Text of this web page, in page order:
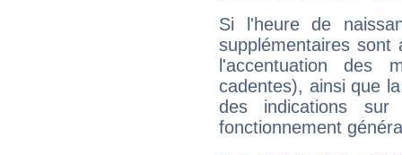
Si l'heure de
supplémentaires sont
l'accentuation des
cadentes), ainsi que
des indications sur
fonctionnement